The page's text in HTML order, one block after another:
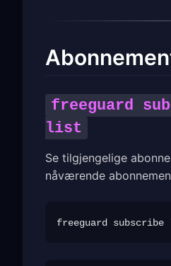
freeguard
list
Se tilgjengelige
nåværende